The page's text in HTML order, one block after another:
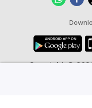
Copyright @